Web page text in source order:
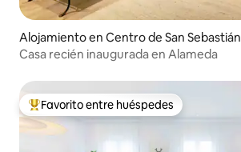
Alojamiento en Centro de San Sebastián
Casa recién inaugurada en Alameda
Favorito entre huéspedes preferido
Favorito entre huéspedes